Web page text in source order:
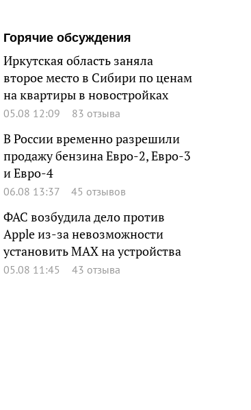
Горячие обсуждения
Иркутская область заняла
второе место в Сибири по ценам
на квартиры в новостройках
05.08 12:09 83 отзыва
В России временно разрешили
продажу бензина Евро-2, Евро-3
и Евро-4
06.08 13:37 45 отзывов
ФАС возбудила дело против
Apple из-за невозможности
установить MAX на устройства
05.08 11:45 43 отзыва